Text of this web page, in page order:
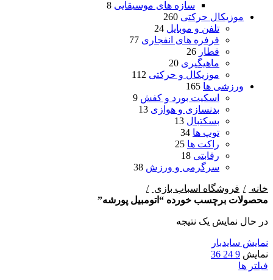
سازه های موسیقایی 8
موزیکال حرکتی 260
تلفن و موبایل 24
فرفره های انفجاری 77
قطار 26
ماهیگیری 20
موزیکال و حرکتی 112
ورزشی ها 165
اسکیت بورد و کفش 9
بدنسازی و هوازی 13
بسکتبال 13
توپ ها 34
راکت ها 25
رقابتی 18
سرگرمی و ورزش 38
خانه
فروشگاه اسباب بازی
محصولات برچسب خورده “اتومبیل پورشه”
در حال نمایش یک نتیجه
نمایش سایدبار
نمایش 9
24
36
فیلتر ها